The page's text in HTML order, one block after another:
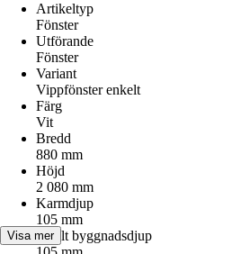
Artikeltyp
Fönster
Utförande
Fönster
Variant
Vippfönster enkelt
Färg
Vit
Bredd
880 mm
Höjd
2 080 mm
Karmdjup
105 mm
Totalt byggnadsdjup
Visa mer